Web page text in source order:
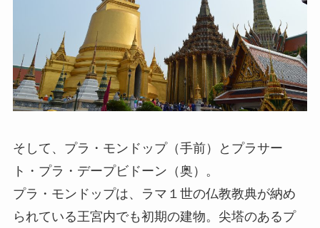
そして、プラ・モンドップ（手前）とプラサー
ト・プラ・デープビドーン（奥）。
プラ・モンドップは、ラマ１世の仏教教典が納め
られている王宮内でも初期の建物。尖塔のあるプ